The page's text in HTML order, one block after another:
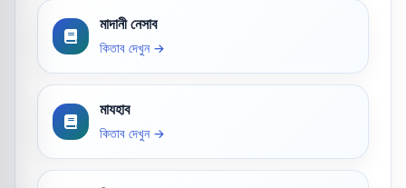
মাদানী নেসাব
কিতাব দেখুন →
মাযহাব
কিতাব দেখুন →